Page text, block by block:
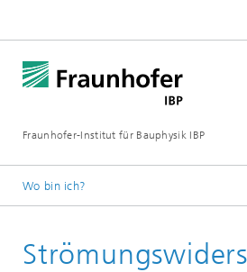
Fraunhofer-Institut für Bauphysik IBP
Wo bin ich?